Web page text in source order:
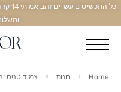
כל
Home חנות צמיד טניס